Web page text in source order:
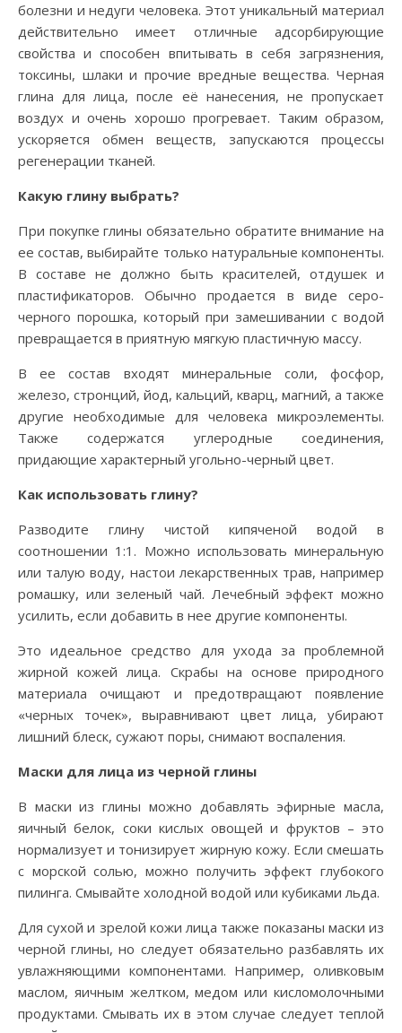
болезни и недуги человека. Этот уникальный материал
действительно имеет отличные адсорбирующие
свойства и способен впитывать в себя загрязнения,
токсины, шлаки и прочие вредные вещества. Черная
глина для лица, после её нанесения, не пропускает
воздух и очень хорошо прогревает. Таким образом,
ускоряется обмен веществ, запускаются процессы
регенерации тканей.
Какую глину выбрать?
При покупке глины обязательно обратите внимание на
ее состав, выбирайте только натуральные компоненты.
В составе не должно быть красителей, отдушек и
пластификаторов. Обычно продается в виде серо-
черного порошка, который при замешивании с водой
превращается в приятную мягкую пластичную массу.
В ее состав входят минеральные соли, фосфор,
железо, стронций, йод, кальций, кварц, магний, а также
другие необходимые для человека микроэлементы.
Также содержатся углеродные соединения,
придающие характерный угольно-черный цвет.
Как использовать глину?
Разводите глину чистой кипяченой водой в
соотношении 1:1. Можно использовать минеральную
или талую воду, настои лекарственных трав, например
ромашку, или зеленый чай. Лечебный эффект можно
усилить, если добавить в нее другие компоненты.
Это идеальное средство для ухода за проблемной
жирной кожей лица. Скрабы на основе природного
материала очищают и предотвращают появление
«черных точек», выравнивают цвет лица, убирают
лишний блеск, сужают поры, снимают воспаления.
Маски для лица из черной глины
В маски из глины можно добавлять эфирные масла,
яичный белок, соки кислых овощей и фруктов – это
нормализует и тонизирует жирную кожу. Если смешать
с морской солью, можно получить эффект глубокого
пилинга. Смывайте холодной водой или кубиками льда.
Для сухой и зрелой кожи лица также показаны маски из
черной глины, но следует обязательно разбавлять их
увлажняющими компонентами. Например, оливковым
маслом, яичным желтком, медом или кисломолочными
продуктами. Смывать их в этом случае следует теплой